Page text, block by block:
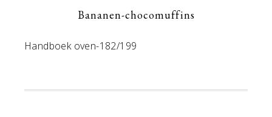
Bananen-chocomuffins
Handboek oven-182/199